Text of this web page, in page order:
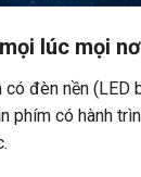
lúc mọi
đèn nền (LED
phím có hành